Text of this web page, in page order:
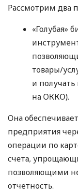
Рассмотрим два
«Голубая»
товары/
и
на ОККО).
Она
предприятия
операции по
счета,
позволяющими
отчетность.